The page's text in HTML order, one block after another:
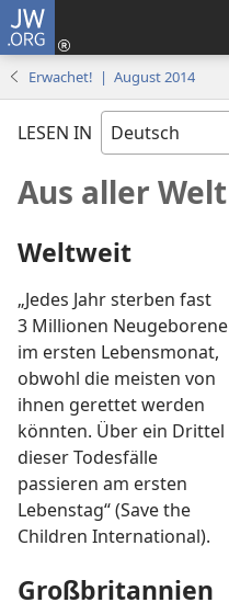
JW.ORG
Erwachet! | August 2014
LESEN IN
Aus aller Welt
Weltweit
„Jedes Jahr sterben fast
3 Millionen Neugeborene
im ersten Lebensmonat,
obwohl die meisten von
ihnen gerettet werden
könnten. Über ein Drittel
dieser Todesfälle
passieren am ersten
Lebenstag“ (Save the
Children International).
Großbritannien